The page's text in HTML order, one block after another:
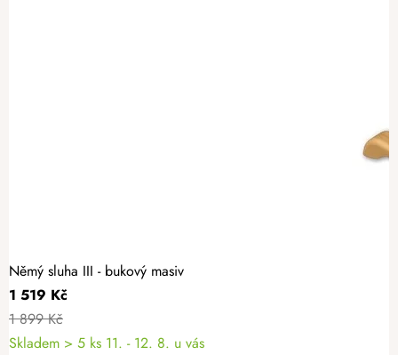
Němý sluha III - bukový masiv
1 519 Kč
1 899 Kč
Skladem > 5 ks 11. - 12. 8. u vás